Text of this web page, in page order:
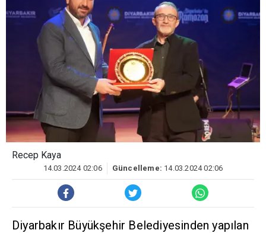
Recep Kaya
14.03.2024 02:06 Güncelleme: 14.03.2024 02:06
Diyarbakır Büyükşehir Belediyesinden yapılan